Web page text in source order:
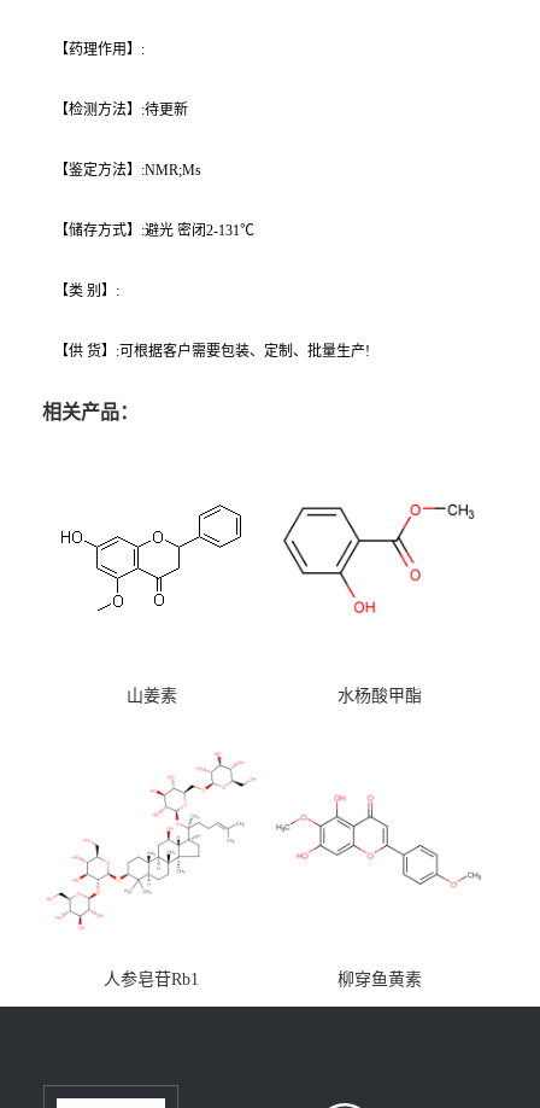
【药理作用】:
【检测方法】:待更新
【鉴定方法】:NMR;Ms
【储存方式】:避光 密闭2-131℃
【类 别】:
【供 货】:可根据客户需要包装、定制、批量生产!
相关产品：
山姜素 水杨酸甲酯
人参皂苷Rb1 柳穿鱼黄素